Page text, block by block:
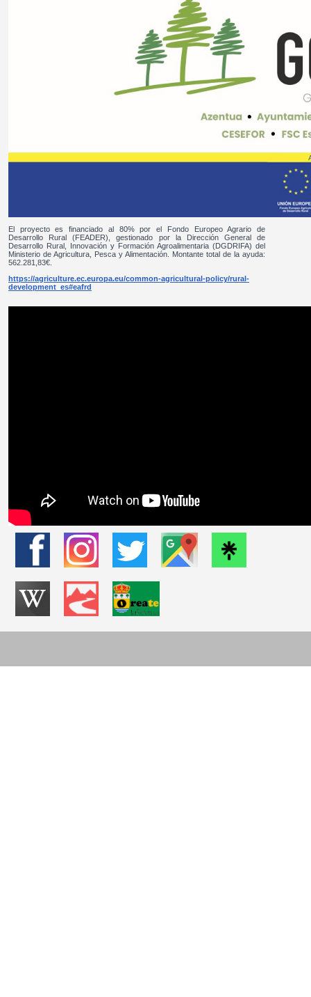
El proyecto es financiado al 80% por el Fondo Europeo Agrario de
Desarrollo Rural (FEADER), gestionado por la Dirección General de
Desarrollo Rural, Innovación y Formación Agroalimentaria (DGDRIFA) del
Ministerio de Agricultura, Pesca y Alimentación. Montante total de la ayuda:
562.281,83€.
https://agriculture.ec.europa.eu/common-agricultural-policy/rural-
development_es#eafrd